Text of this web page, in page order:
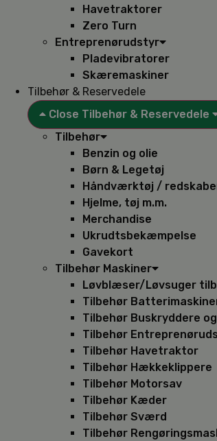
Havetraktorer
Zero Turn
Entreprenørudstyr
Pladevibratorer
Skæremaskiner
Tilbehør & Reservedele
Close Tilbehør & Reservedele
Tilbehør
Benzin og olie
Børn & Legetøj
Håndværktøj /
Hjelme, tøj m.m.
Merchandise
Ukrudtsbekæmpelse
Gavekort
Tilbehør Maskiner
Løvblæser/Løvsuger
Tilbehør
Tilbehør Buskryddere
Tilbehør
Tilbehør Havetraktor
Tilbehør Hækkeklippere
Tilbehør Motorsav
Tilbehør Kæder
Tilbehør Sværd
Tilbehør